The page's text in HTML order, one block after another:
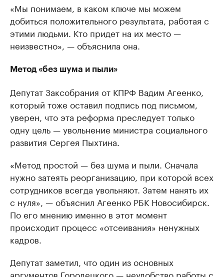
«Мы понимаем, в каком ключе мы можем
добиться положительного результата, работая с
этими людьми. Кто придет на их место —
неизвестно», — объяснила она.
Метод «без шума и пыли»
Депутат Заксобрания от КПРФ Вадим Агеенко,
который тоже оставил подпись под письмом,
уверен, что эта реформа преследует только
одну цель — увольнение министра социального
развития Сергея Пыхтина.
«Метод простой — без шума и пыли. Сначала
нужно затеять реорганизацию, при которой всех
сотрудников всегда увольняют. Затем нанять их
с нуля», — объяснил Агеенко РБК Новосибирск.
По его мнению именно в этот момент
происходит процесс «отсеивания» ненужных
кадров.
Депутат заметил, что один из основных
аргументов Городецкого — неудобство работы с